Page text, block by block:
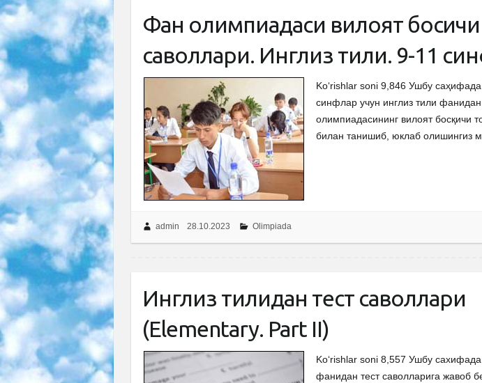
Фан олимпиадаси вилоят босқичи
саволлари. Инглиз тили. 9-11
Ko‘rishlar soni 9,846 Ушбу
синфлар учун инглиз тили
олимпиадасининг вилоят босқичи
билан танишиб, юклаб олишингиз
admin 28.10.2023 Olimpiada
Инглиз тилидан тест саволлари
(Elementary. Part II)
Ko‘rishlar soni 8,557 Ушбу сахифада
фанидан тест саволларига жавоб